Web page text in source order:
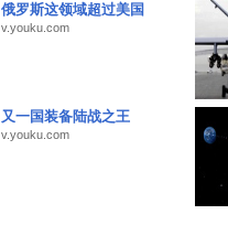
俄罗斯这领域超过美国
v.youku.com
又一国装备陆战之王
v.youku.com